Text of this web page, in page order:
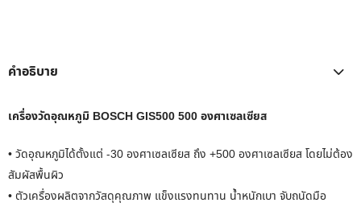
คำอธิบาย
เครื่องวัดอุณหภูมิ BOSCH GIS500 500 องศาเซลเซียส
• วัดอุณหภูมิได้ตั้งแต่ -30 องศาเซลเซียส ถึง +500 องศาเซลเซียส โดยไม่ต้อง
สัมผัสพื้นผิว
• ตัวเครื่องผลิตจากวัสดุคุณภาพ แข็งแรงทนทาน น้ำหนักเบา จับถนัดมือ